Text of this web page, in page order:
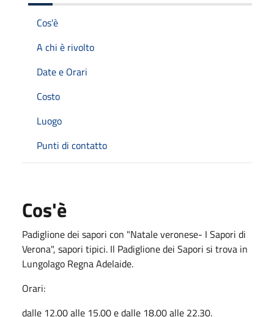
Cos'è
A chi è rivolto
Date e Orari
Costo
Luogo
Punti di contatto
Cos'è
Padiglione dei sapori con "Natale veronese- I Sapori di
Verona", sapori tipici. Il Padiglione dei Sapori si trova in
Lungolago Regna Adelaide.
Orari:
dalle 12.00 alle 15.00 e dalle 18.00 alle 22.30.